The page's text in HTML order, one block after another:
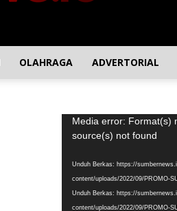
OLAHRAGA ADVERTORIAL
Pemutar
Video
Media error: Format(s)
source(s) not found
Unduh Berkas: https://
content/uploads/2022/09/PROMO-
Unduh Berkas: https://
content/uploads/2022/09/PROMO-